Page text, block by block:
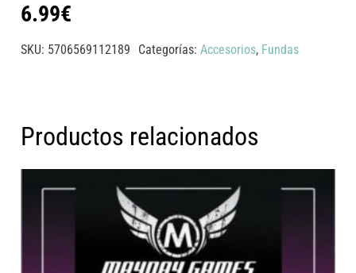
6.99€
SKU: 5706569112189 Categorías: Accesorios, Fundas
Productos relacionados